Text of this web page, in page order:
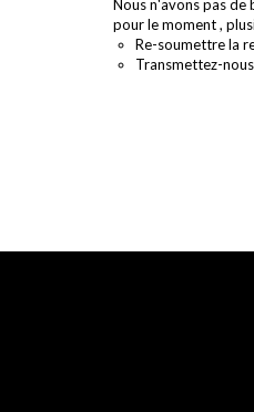
Nous n'avons pas de
pour le moment ,
Re-soumettre la
Transmettez-